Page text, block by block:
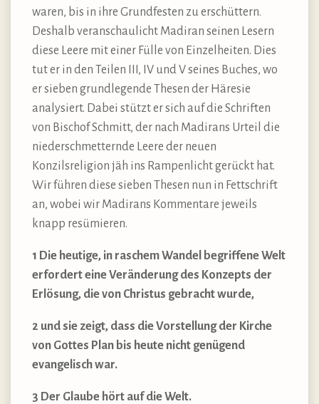
waren, bis in ihre Grundfesten zu erschüttern.
Deshalb veranschaulicht Madiran seinen Lesern
diese Leere mit einer Fülle von Einzelheiten. Dies
tut er in den Teilen III, IV und V seines Buches, wo
er sieben grundlegende Thesen der Häresie
analysiert. Dabei stützt er sich auf die Schriften
von Bischof Schmitt, der nach Madirans Urteil die
niederschmetternde Leere der neuen
Konzilsreligion jäh ins Rampenlicht gerückt hat.
Wir führen diese sieben Thesen nun in Fettschrift
an, wobei wir Madirans Kommentare jeweils
knapp resümieren.
1 Die heutige, in raschem Wandel begriffene Welt
erfordert eine Veränderung des Konzepts der
Erlösung, die von Christus gebracht wurde,
2 und sie zeigt, dass die Vorstellung der Kirche
von Gottes Plan bis heute nicht genügend
evangelisch war.
3 Der Glaube hört auf die Welt.